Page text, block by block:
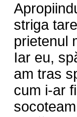
striga
prietenul
Iar eu,
am tras
cum i-ar